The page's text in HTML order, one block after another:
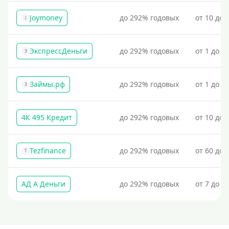
Через госуслуги
На карту
На дебетовую карту
На виртуальную карту
На именную карту
На зарплатную карту
Перевод на чужую карту без ведома владельца
J Joymoney до 292% годовых от 10 до
Э ЭкспрессДеньги до 292% годовых от 1 до
З Займы.рф до 292% годовых от 1 до
4К 495 Кредит до 292% годовых от 10 до
T Tezfinance до 292% годовых от 60 до
АД А Деньги до 292% годовых от 7 до